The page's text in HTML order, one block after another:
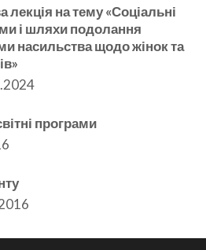
лекція на тему «Соціальні
і шляхи подолання
насильства щодо жінок та
програми